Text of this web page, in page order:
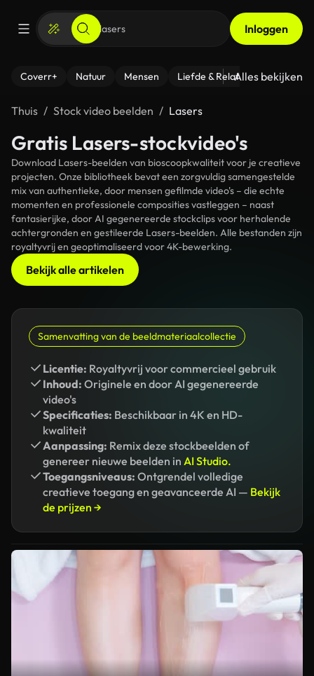
Inloggen
Coverr+ Natuur Mensen Liefde & Relaties - Fitness
Alles bekijken
Thuis Stock video beelden Lasers
Gratis Lasers-stockvideo's
Download Lasers-beelden van bioscoopkwaliteit voor je creatieve
projecten. Onze bibliotheek bevat een zorgvuldig samengestelde
mix van authentieke, door mensen gefilmde video's – die echte
momenten en professionele composities vastleggen – naast
fantasierijke, door AI gegenereerde stockclips voor herhalende
achtergronden en gestileerde Lasers-beelden. Alle bestanden zijn
royaltyvrij en geoptimaliseerd voor 4K-bewerking.
Bekijk alle artikelen
Samenvatting van de beeldmateriaalcollectie
Licentie: Royaltyvrij voor commercieel gebruik
Inhoud: Originele en door AI gegenereerde
video's
Specificaties: Beschikbaar in 4K en HD-
kwaliteit
Aanpassing: Remix deze stockbeelden of
genereer nieuwe beelden in AI Studio.
Toegangsniveaus: Ontgrendel volledige
creatieve toegang en geavanceerde AI — Bekijk
de prijzen →